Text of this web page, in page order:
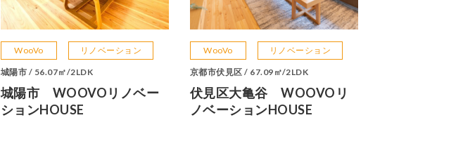
WooVo リノベーション
城陽市 / 56.07㎡/2LDK
城陽市 WOOVOリノベー
ションHOUSE
WooVo リノベーション
京都市伏見区 / 67.09㎡/2LDK
伏見区大亀谷 WOOVOリ
ノベーションHOUSE